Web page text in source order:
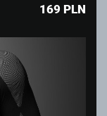
169 PLN